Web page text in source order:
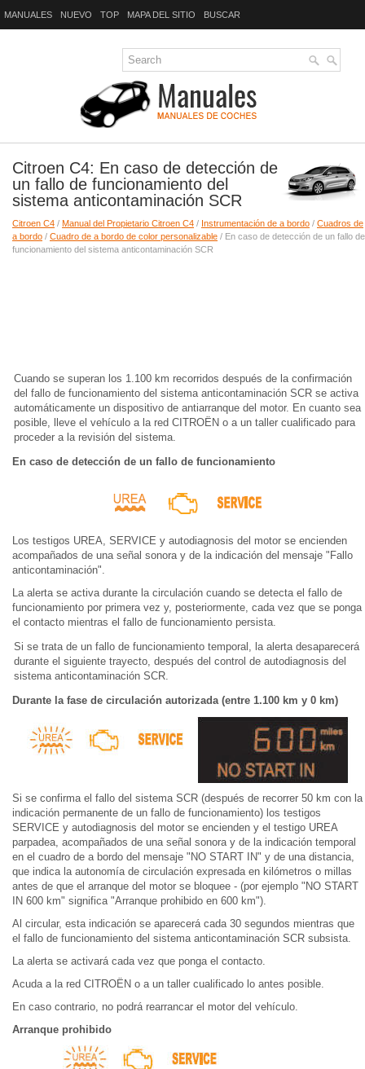
MANUALES NUEVO TOP MAPA DEL SITIO BUSCAR
Citroen C4: En caso de detección de
un fallo de funcionamiento del
sistema anticontaminación SCR
Citroen C4 / Manual del Propietario Citroen C4 / Instrumentación de a bordo / Cuadros de
a bordo / Cuadro de a bordo de color personalizable / En caso de detección de un fallo de
funcionamiento del sistema anticontaminación SCR
Cuando se superan los 1.100 km recorridos después de la confirmación
del fallo de funcionamiento del sistema anticontaminación SCR se activa
automáticamente un dispositivo de antiarranque del motor. En cuanto sea
posible, lleve el vehículo a la red CITROËN o a un taller cualificado para
proceder a la revisión del sistema.
En caso de detección de un fallo de funcionamiento
Los testigos UREA, SERVICE y autodiagnosis del motor se encienden
acompañados de una señal sonora y de la indicación del mensaje "Fallo
anticontaminación".
La alerta se activa durante la circulación cuando se detecta el fallo de
funcionamiento por primera vez y, posteriormente, cada vez que se ponga
el contacto mientras el fallo de funcionamiento persista.
Si se trata de un fallo de funcionamiento temporal, la alerta desaparecerá
durante el siguiente trayecto, después del control de autodiagnosis del
sistema anticontaminación SCR.
Durante la fase de circulación autorizada (entre 1.100 km y 0 km)
Si se confirma el fallo del sistema SCR (después de recorrer 50 km con la
indicación permanente de un fallo de funcionamiento) los testigos
SERVICE y autodiagnosis del motor se encienden y el testigo UREA
parpadea, acompañados de una señal sonora y de la indicación temporal
en el cuadro de a bordo del mensaje "NO START IN" y de una distancia,
que indica la autonomía de circulación expresada en kilómetros o millas
antes de que el arranque del motor se bloquee - (por ejemplo "NO START
IN 600 km" significa "Arranque prohibido en 600 km").
Al circular, esta indicación se aparecerá cada 30 segundos mientras que
el fallo de funcionamiento del sistema anticontaminación SCR subsista.
La alerta se activará cada vez que ponga el contacto.
Acuda a la red CITROËN o a un taller cualificado lo antes posible.
En caso contrario, no podrá rearrancar el motor del vehículo.
Arranque prohibido